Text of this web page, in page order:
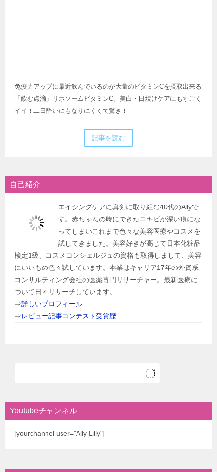
免疫力アップに最近飲んでいるのが大量のビタミンCを摂取出来る
「飲む点滴」リポソームビタミンC。美白・日焼けケアにもすごく
イイ！二日酔いにもなりにくくて驚き！
記事を読む
自己紹介
エイジングケアに真剣に取り組む40代のAllyで
す。赤ちゃんの時にできたニキビが深い痕にな
ってしまいこれまで色々な美容医療やコスメを
試してきました。美容好きが高じて日本化粧品
検定1級、コスメコンシェルジュの資格も取得しまして、美容
にいいもの色々試しています。本業はキャリア17年の外資系
コンサルティング会社の医薬専門リサーチャー。最新医療に
ついて日々リサーチしています。
⇒詳しいプロフィール
⇒レビュー記事コンテスト受賞歴
Youtubeチャンネル
[yourchannel user="Ally Lilly"]